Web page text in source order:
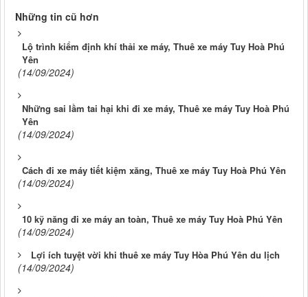
Những tin cũ hơn
Lộ trình kiểm định khí thải xe máy, Thuê xe máy Tuy Hoà Phú
Yên
(14/09/2024)
Những sai lầm tai hại khi đi xe máy, Thuê xe máy Tuy Hoà Phú
Yên
(14/09/2024)
Cách đi xe máy tiết kiệm xăng, Thuê xe máy Tuy Hoà Phú Yên
(14/09/2024)
10 kỹ năng đi xe máy an toàn, Thuê xe máy Tuy Hoà Phú Yên
(14/09/2024)
Lợi ích tuyệt vời khi thuê xe máy Tuy Hòa Phú Yên du lịch
(14/09/2024)